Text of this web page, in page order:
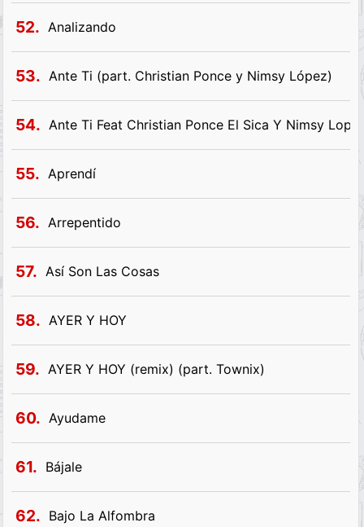
52. Analizando
53. Ante Ti (part. Christian Ponce y Nimsy López)
54. Ante Ti Feat Christian Ponce El Sica Y Nimsy
55. Aprendí
56. Arrepentido
57. Así Son Las Cosas
58. AYER Y HOY
59. AYER Y HOY (remix) (part. Townix)
60. Ayudame
61. Bájale
62. Bajo La Alfombra